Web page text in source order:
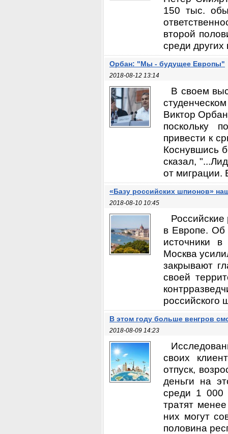
150 тыс.
второй
среди
Орбан: "Мы - будущее Европы"
2018-08-12 13:14
В своем
Виктор
поскольку
привести к
Коснувшись
сказал,
от миграции.
«Базу российских шпионов»
2018-08-10 10:45
Российские
в Европе. Об
источники
Москва
закрывают
своей
российского
В этом году больше венгров
2018-08-09 14:23
своих
отпуск,
деньги на
среди 1 000
тратят
них могут
половина